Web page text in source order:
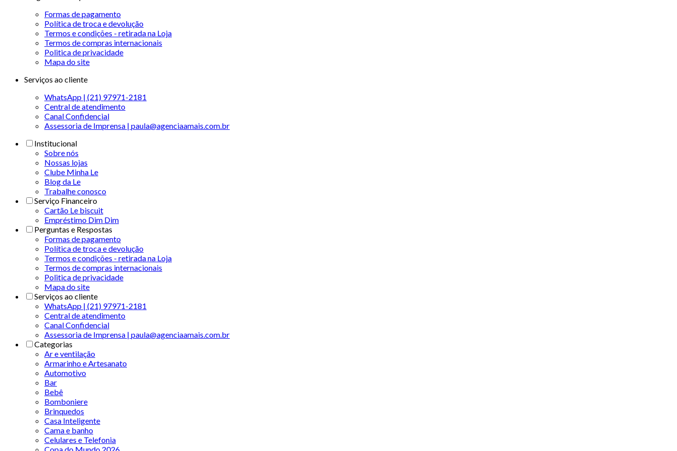
Formas de pagamento
Política de troca e devolução
Termos e condições - retirada na Loja
Termos de compras internacionais
Politica de privacidade
Mapa do site
Serviços ao cliente
WhatsApp | (21) 97971-2181
Central de atendimento
Canal Confidencial
Assessoria de Imprensa | paula@agenciaamais.com.br
Institucional
Sobre nós
Nossas lojas
Clube Minha Le
Blog da Le
Trabalhe conosco
Serviço Financeiro
Cartão Le biscuit
Empréstimo Dim Dim
Perguntas e Respostas
Formas de pagamento
Política de troca e devolução
Termos e condições - retirada na Loja
Termos de compras internacionais
Politica de privacidade
Mapa do site
Serviços ao cliente
WhatsApp | (21) 97971-2181
Central de atendimento
Canal Confidencial
Assessoria de Imprensa | paula@agenciaamais.com.br
Categorias
Ar e ventilação
Armarinho e Artesanato
Automotivo
Bar
Bebê
Bomboniere
Brinquedos
Casa Inteligente
Cama e banho
Celulares e Telefonia